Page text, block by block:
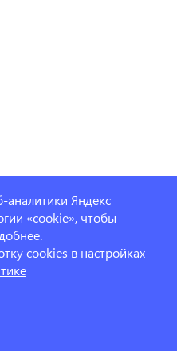
Магазин
аналитики Яндекс
«cookie», чтобы
cookies в настройках